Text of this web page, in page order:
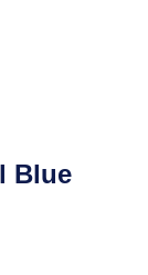
Blue